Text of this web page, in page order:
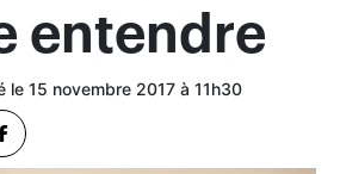
entendre
le 15 novembre 2017 à 11h30